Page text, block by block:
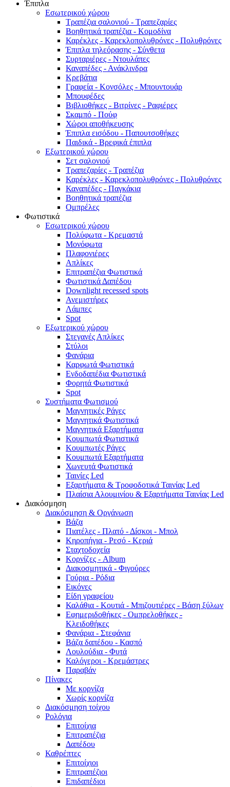
Έπιπλα
Εσωτερικού χώρου
Τραπέζια σαλονιού - Τραπεζαρίες
Βοηθητικά τραπέζια - Κομοδίνα
Καρέκλες - Καρεκλοπολυθρόνες - Πολυθρόνες
Έπιπλα τηλεόρασης - Σύνθετα
Συρταριέρες - Ντουλάπες
Καναπέδες - Ανάκλινδρα
Κρεβάτια
Γραφεία - Κονσόλες - Μπουντουάρ
Μπουφέδες
Βιβλιοθήκες - Βιτρίνες - Ραφιέρες
Σκαμπό - Πούφ
Χώροι αποθήκευσης
Έπιπλα εισόδου - Παπουτσοθήκες
Παιδικά - Βρεφικά έπιπλα
Εξωτερικού χώρου
Σετ σαλονιού
Τραπεζαρίες - Τραπέζια
Καρέκλες - Καρεκλοπολυθρόνες - Πολυθρόνες
Καναπέδες - Παγκάκια
Βοηθητικά τραπέζια
Ομπρέλες
Φωτιστικά
Εσωτερικού χώρου
Πολύφωτα - Κρεμαστά
Μονόφωτα
Πλαφονιέρες
Απλίκες
Επιτραπέζια Φωτιστικά
Φωτιστικά Δαπέδου
Downlight recessed spots
Ανεμιστήρες
Λάμπες
Spot
Εξωτερικού χώρου
Στεγανές Απλίκες
Στύλοι
Φανάρια
Καρφωτά Φωτιστικά
Ενδοδαπέδια Φωτιστικά
Φορητά Φωτιστικά
Spot
Συστήματα Φωτισμού
Μαγνητικές Ράγες
Μαγνητικά Φωτιστικά
Μαγνητικά Εξαρτήματα
Κουμπωτά Φωτιστικά
Κουμπωτές Ράγες
Κουμπωτά Εξαρτήματα
Χωνευτά Φωτιστικά
Ταινίες Led
Εξαρτήματα & Τροφοδοτικά Ταινίας Led
Πλαίσια Αλουμινίου & Εξαρτήματα Ταινίας Led
Διακόσμηση
Διακόσμηση & Οργάνωση
Βάζα
Πιατέλες - Πλατό - Δíσκοι - Μπολ
Κηροπήγια - Ρεσό - Κεριά
Σταχτοδοχεία
Κορνίζες - Album
Διακοσμητικά - Φιγούρες
Γούρια - Ρόδια
Εικόνες
Είδη γραφείου
Καλάθια - Κουτιά - Μπιζουτιέρες - Βάση ξύλων
Εφημεριδοθήκες - Ομπρελοθήκες -
Κλειδοθήκες
Φανάρια - Στεφάνια
Βάζα δαπέδου - Κασπό
Λουλούδια - Φυτά
Καλόγεροι - Κρεμάστρες
Παραβάν
Πίνακες
Με κορνίζα
Χωρίς κορνίζα
Διακόσμηση τοίχου
Ρολόγια
Επιτοίχια
Επιτραπέζια
Δαπέδου
Καθρέπτες
Επιτοίχιοι
Επιτραπέζιοι
Επιδαπέδιοι